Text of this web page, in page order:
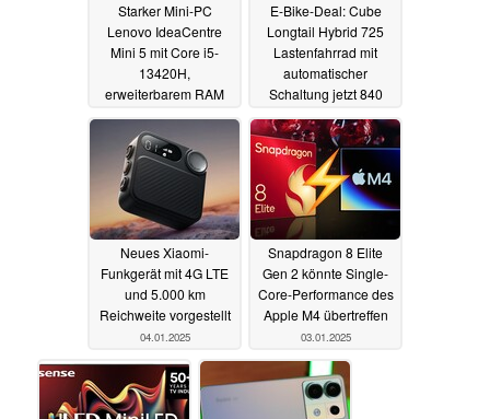
Starker Mini-PC
Lenovo IdeaCentre
Mini 5 mit Core i5-
13420H,
erweiterbarem RAM
und WiFi zum
Bestpreis05.01.2025
E-Bike-Deal: Cube
Longtail Hybrid 725
Lastenfahrrad mit
automatischer
Schaltung jetzt 840
Euro günstiger
04.01.2025
Neues Xiaomi-
Funkgerät mit 4G LTE
und 5.000 km
Reichweite vorgestellt
04.01.2025
Snapdragon 8 Elite
Gen 2 könnte Single-
Core-Performance des
Apple M4 übertreffen
03.01.2025